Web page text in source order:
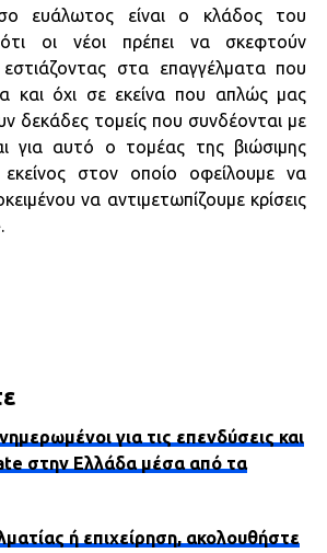
ευάλωτος είναι ο κλάδος του
οι νέοι πρέπει να σκεφτούν
στα επαγγέλματα που
και όχι σε εκείνα που απλώς μας
δεκάδες τομείς που συνδέονται με
για αυτό ο τομέας της βιώσιμης
εκείνος στον οποίο οφείλουμε να
να αντιμετωπίζουμε κρίσεις
για τις επενδύσεις και
στην Ελλάδα μέσα από τα
ή επιχείρηση, ακολουθήστε